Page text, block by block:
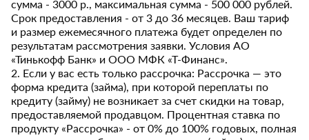
сумма - 3000 р., максимальная сумма - 500 000 рублей.
Срок предоставления - от 3 до 36 месяцев. Ваш тариф
и размер ежемесячного платежа будет определен по
результатам рассмотрения заявки. Условия АО
«Тинькофф Банк» и ООО МФК «Т-Финанс».
2. Если у вас есть только рассрочка: Рассрочка — это
форма кредита (займа), при которой переплаты по
кредиту (займу) не возникает за счет скидки на товар,
предоставляемой продавцом. Процентная ставка по
продукту «Рассрочка» - от 0% до 100% годовых, полная